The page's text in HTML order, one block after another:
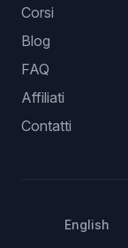
Corsi
Blog
FAQ
Affiliati
Contatti
English